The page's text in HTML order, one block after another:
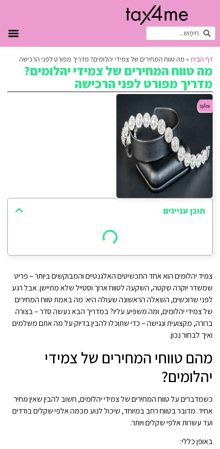
דף הבית » מה טווח המחירים של צמידי יהלומים? מדריך מפורט לפני הרכישה
מה טווח המחירים של צמידי יהלומים?
מדריך מפורט לפני הרכישה
תוכן עניינים
צמיד יהלומים הוא אחד התכשיטים האלגנטיים והמבוקשים ביותר – פריט
שמשדר יוקרה שקטה, השקעה לטווח ארוך וסטייל שלא מתיישן. אבל רגע
לפני שרוכשים, השאלה הראשונה שעולה היא: מה באמת טווח המחירים
של צמידי יהלומים, ומה משפיע עליו? במדריך הבא נעשה סדר – בצורה
ברורה, מקצועית ונגישה – כדי שתוכלו להבין בדיוק על מה אתם משלמים
ואיך לבחור נכון.
מהם טווחי המחירים של צמידי
יהלומים?
כשמדברים על טווח המחירים של צמידי יהלומים, חשוב להבין שאין מחיר
אחיד. מדובר בטווח רחב במיוחד, שיכול לנוע מכמה אלפי שקלים בודדים
ועד עשרות אלפי שקלים ויותר.
באופן כללי: